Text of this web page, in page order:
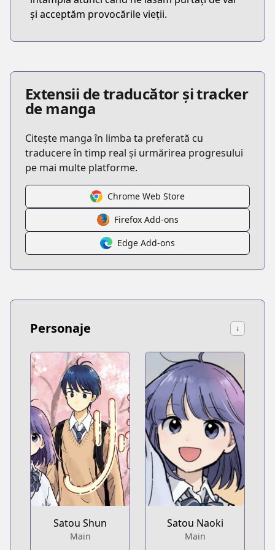
și acceptăm provocările vieții.
Extensii de traducător și tracker
de manga
Citește manga în limba ta preferată cu
traducere în timp real și urmărirea progresului
pe mai multe platforme.
Chrome Web Store
Firefox Add-ons
Edge Add-ons
Personaje ↓
Satou Shun
Main
Satou Naoki
Main